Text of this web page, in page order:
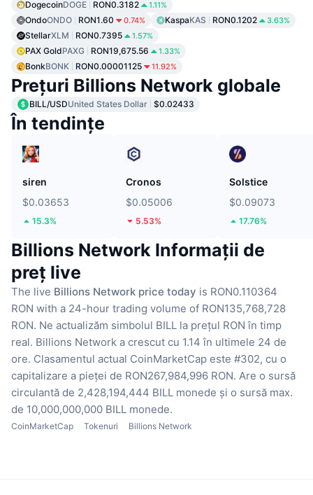
DogecoinDOGE RON0.3182 1.11%
OndoONDO RON1.60 0.74% KaspaKAS RON0.1202 3.63%
StellarXLM RON0.7395 1.57%
PAX GoldPAXG RON19,675.56 1.33%
BonkBONK RON0.00001125 11.92%
Prețuri Billions Network globale
BILL/USDUnited States Dollar $0.02433
În tendințe
siren
$0.03653
15.3%
Cronos
$0.05006
5.53%
Solstice
$0.09073
17.76%
Billions Network Informații de
preț live
The live Billions Network price today is RON0.110364
RON with a 24-hour trading volume of RON135,768,728
RON. Ne actualizăm simbolul BILL la prețul RON în timp
real. Billions Network a crescut cu 1.14 în ultimele 24 de
ore. Clasamentul actual CoinMarketCap este #302, cu o
capitalizare a pieței de RON267,984,996 RON. Are o sursă
circulantă de 2,428,194,444 BILL monede și o sursă max.
de 10,000,000,000 BILL monede.
CoinMarketCap Tokenuri Billions Network